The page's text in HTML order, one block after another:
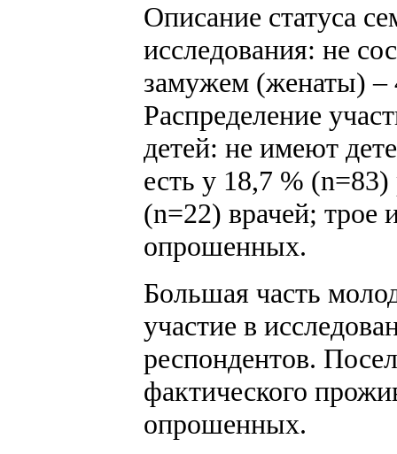
Описание статуса
исследования: не
замужем (женаты)
Распределение
детей: не имеют
есть у 18,7 %
(n=22) врачей; трое
опрошенных.
Большая часть
участие в
респондентов.
фактического
опрошенных.